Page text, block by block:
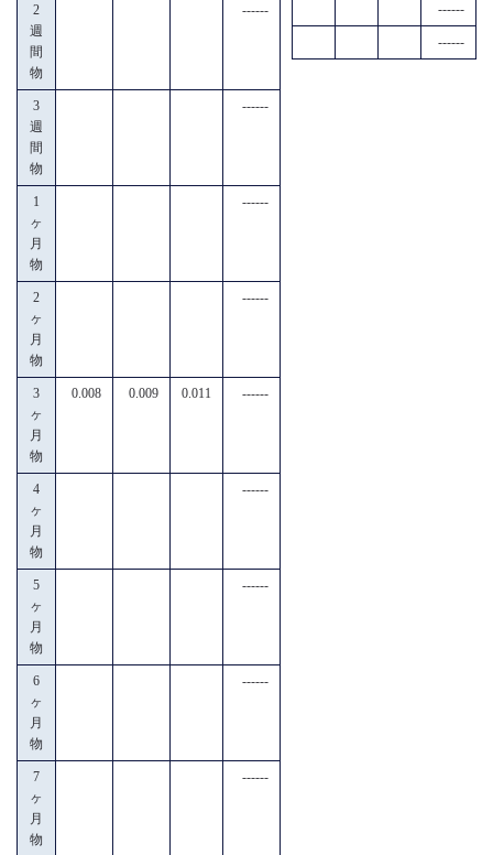
2
週
間
物
------
3
週
間
物
------
1
ヶ
月
物
------
2
ヶ
月
物
------
3
ヶ
月
物
0.008 0.009 0.011 ------
4
ヶ
月
物
------
5
ヶ
月
物
------
6
ヶ
月
物
------
7
ヶ
月
物
------
------
------